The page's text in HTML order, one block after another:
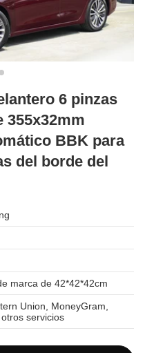
6 pinzas
355x32mm
BBK para
del borde del
marca de 42*42*42cm
Union, MoneyGram,
servicios